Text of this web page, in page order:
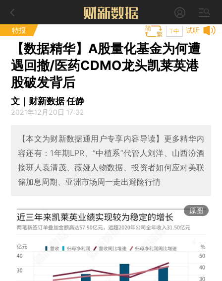
特报 试听
T中
【数据精华】A股量化基金为何遭
遇回撤/医药CDMO龙头凯莱英港
股破发背后
文｜财新数据 任静
2021年12月20日 17:32
【本文为财新数据通用户专享内容导读】更多精华内
容还有：1年期LPR、“中植系”代管人刘洋、山西汾酒
接班人袁清茂、薇娅人物数据、投资者如何应对美联
储加息周期、亚洲市场周一走出避险行情
原图